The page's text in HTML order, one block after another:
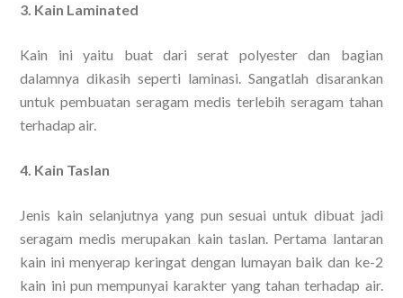
3. Kain Laminated
Kain ini yaitu buat dari serat polyester dan bagian
dalamnya dikasih seperti laminasi. Sangatlah disarankan
untuk pembuatan seragam medis terlebih seragam tahan
terhadap air.
4. Kain Taslan
Jenis kain selanjutnya yang pun sesuai untuk dibuat jadi
seragam medis merupakan kain taslan. Pertama lantaran
kain ini menyerap keringat dengan lumayan baik dan ke-2
kain ini pun mempunyai karakter yang tahan terhadap air.